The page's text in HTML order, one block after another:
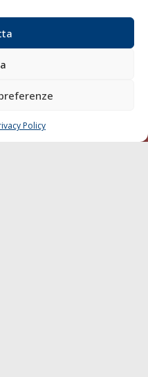
Policy
SCRIVI